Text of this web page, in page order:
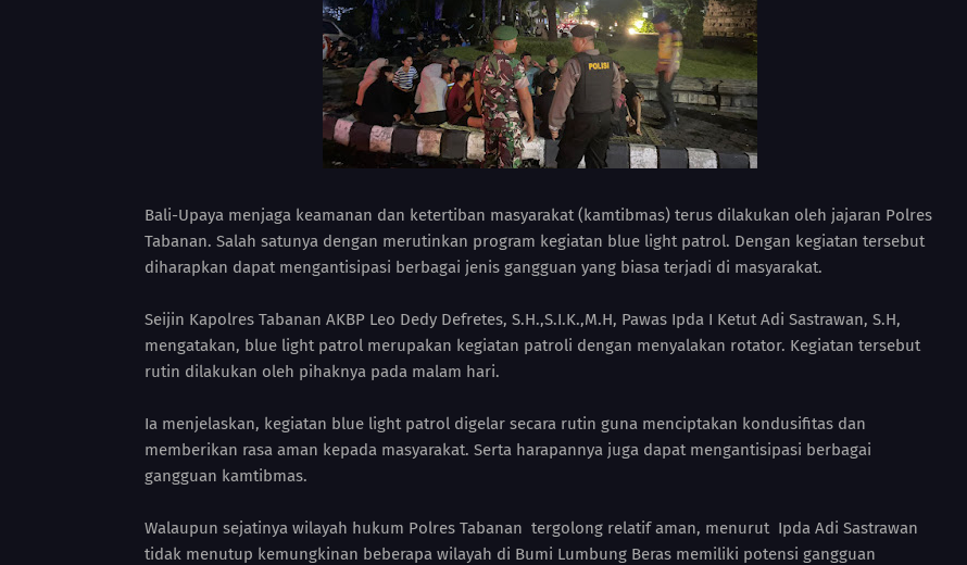
Bali-Upaya menjaga keamanan dan ketertiban masyarakat (kamtibmas) terus dilakukan oleh jajaran Polres
Tabanan. Salah satunya dengan merutinkan program kegiatan blue light patrol. Dengan kegiatan tersebut
diharapkan dapat mengantisipasi berbagai jenis gangguan yang biasa terjadi di masyarakat.
Seijin Kapolres Tabanan AKBP Leo Dedy Defretes, S.H.,S.I.K.,M.H, Pawas Ipda I Ketut Adi Sastrawan, S.H,
mengatakan, blue light patrol merupakan kegiatan patroli dengan menyalakan rotator. Kegiatan tersebut
rutin dilakukan oleh pihaknya pada malam hari.
Ia menjelaskan, kegiatan blue light patrol digelar secara rutin guna menciptakan kondusifitas dan
memberikan rasa aman kepada masyarakat. Serta harapannya juga dapat mengantisipasi berbagai
gangguan kamtibmas.
Walaupun sejatinya wilayah hukum Polres Tabanan tergolong relatif aman, menurut Ipda Adi Sastrawan
tidak menutup kemungkinan beberapa wilayah di Bumi Lumbung Beras memiliki potensi gangguan